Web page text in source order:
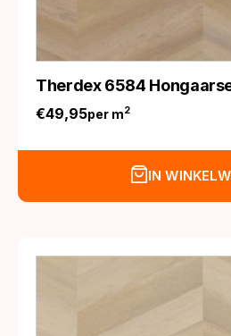
Therdex 6584
€49,95per m2
IN